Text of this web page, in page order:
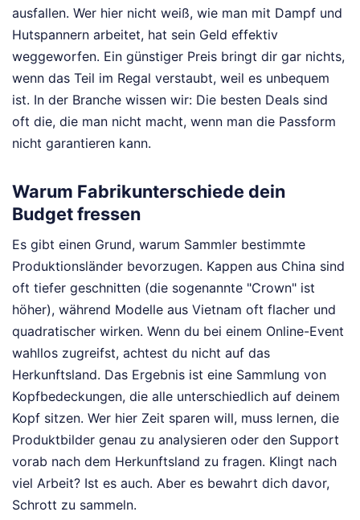
ausfallen. Wer hier nicht weiß, wie man mit Dampf und
Hutspannern arbeitet, hat sein Geld effektiv
weggeworfen. Ein günstiger Preis bringt dir gar nichts,
wenn das Teil im Regal verstaubt, weil es unbequem
ist. In der Branche wissen wir: Die besten Deals sind
oft die, die man nicht macht, wenn man die Passform
nicht garantieren kann.
Warum Fabrikunterschiede dein
Budget fressen
Es gibt einen Grund, warum Sammler bestimmte
Produktionsländer bevorzugen. Kappen aus China sind
oft tiefer geschnitten (die sogenannte "Crown" ist
höher), während Modelle aus Vietnam oft flacher und
quadratischer wirken. Wenn du bei einem Online-Event
wahllos zugreifst, achtest du nicht auf das
Herkunftsland. Das Ergebnis ist eine Sammlung von
Kopfbedeckungen, die alle unterschiedlich auf deinem
Kopf sitzen. Wer hier Zeit sparen will, muss lernen, die
Produktbilder genau zu analysieren oder den Support
vorab nach dem Herkunftsland zu fragen. Klingt nach
viel Arbeit? Ist es auch. Aber es bewahrt dich davor,
Schrott zu sammeln.